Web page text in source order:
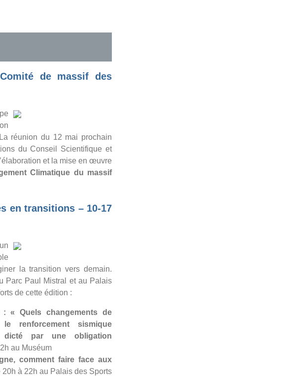
de massif des
réunion du 12 mai prochain
du Conseil Scientifique et
et la mise en œuvre
Climatique du massif
en transitions – 10-17
la transition vers demain.
Parc Paul Mistral et au Palais
de cette édition :
: « Quels changements de
renforcement sismique
dicté par une obligation
au Muséum
comment faire face aux
20h à 22h au Palais des Sports